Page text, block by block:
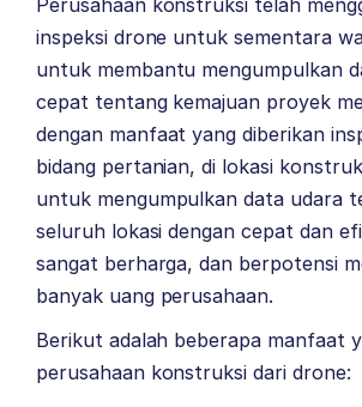
Perusahaan konstruksi telah
inspeksi drone untuk sementara
untuk membantu mengumpulkan
cepat tentang kemajuan proyek
dengan manfaat yang diberikan
bidang pertanian, di lokasi
untuk mengumpulkan data udara
seluruh lokasi dengan cepat dan
sangat berharga, dan berpotensi
banyak uang perusahaan.
Berikut adalah beberapa manfaat
perusahaan konstruksi dari drone: